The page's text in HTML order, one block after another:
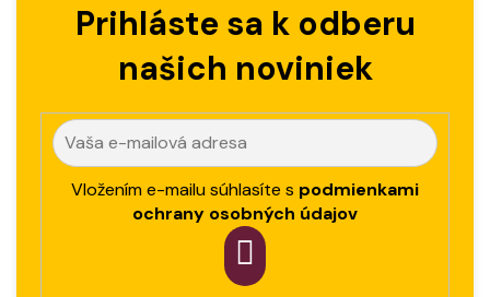
Prihláste sa k odberu
našich noviniek
Vložením e-mailu súhlasíte s podmienkami
ochrany osobných údajov
PRIHLÁSIT